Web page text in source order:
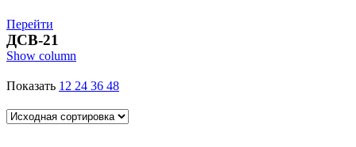
Перейти
ДСВ-21
Show column
Показать 12 24 36 48